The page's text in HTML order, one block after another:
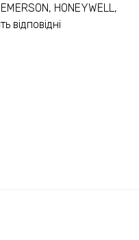
HONEYWELL,
відповідні